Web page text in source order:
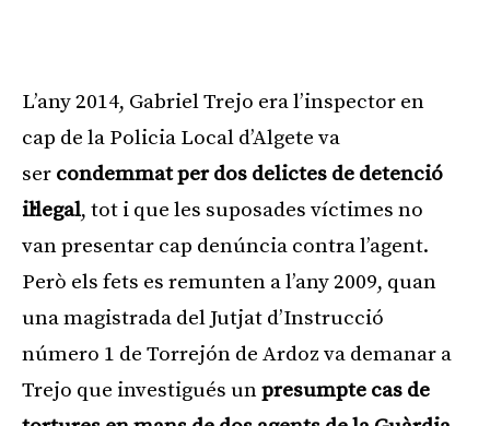
L’any 2014, Gabriel Trejo era l’inspector en
cap de la Policia Local d’Algete va
ser condemmat per dos delictes de detenció
il·legal, tot i que les suposades víctimes no
van presentar cap denúncia contra l’agent.
Però els fets es remunten a l’any 2009, quan
una magistrada del Jutjat d’Instrucció
número 1 de Torrejón de Ardoz va demanar a
Trejo que investigués unpresumpte cas de